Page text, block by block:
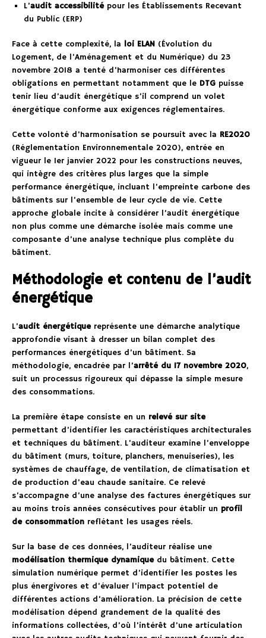
L’audit accessibilitépour les Établissements Recevant
du Public (ERP)
Face à cette complexité, la loi ELAN (Évolution du
Logement, de l’Aménagement et du Numérique) du 23
novembre 2018 a tenté d’harmoniser ces différentes
obligations en permettant notamment que le DTG puisse
tenir lieu d’audit énergétique s’il comprend un volet
énergétique conforme aux exigences réglementaires.
Cette volonté d’harmonisation se poursuit avec la RE2020
(Réglementation Environnementale 2020), entrée en
vigueur le 1er janvier 2022 pour les constructions neuves,
qui intègre des critères plus larges que la simple
performance énergétique, incluant l’empreinte carbone des
bâtiments sur l’ensemble de leur cycle de vie. Cette
approche globale incite à considérer l’audit énergétique
non plus comme une démarche isolée mais comme une
composante d’une analyse technique plus complète du
bâtiment.
Méthodologie et contenu de l’audit
énergétique
L’audit énergétiquereprésente une démarche analytique
approfondie visant à dresser un bilan complet des
performances énergétiques d’un bâtiment. Sa
méthodologie, encadrée par l’arrêté du 17 novembre 2020,
suit un processus rigoureux qui dépasse la simple mesure
des consommations.
La première étape consiste en un relevé sur site
permettant d’identifier les caractéristiques architecturales
et techniques du bâtiment. L’auditeur examine l’enveloppe
du bâtiment (murs, toiture, planchers, menuiseries), les
systèmes de chauffage, de ventilation, de climatisation et
de production d’eau chaude sanitaire. Ce relevé
s’accompagne d’une analyse des factures énergétiques sur
au moins trois années consécutives pour établir un profil
de consommation reflétant les usages réels.
Sur la base de ces données, l’auditeur réalise une
modélisation thermique dynamiquedu bâtiment. Cette
simulation numérique permet d’identifier les postes les
plus énergivores et d’évaluer l’impact potentiel de
différentes actions d’amélioration. La précision de cette
modélisation dépend grandement de la qualité des
informations collectées, d’où l’intérêt d’une articulation